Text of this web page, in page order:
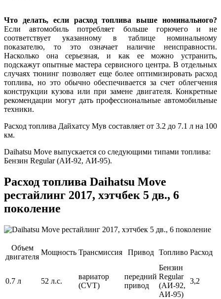
Что делать, если расход топлива выше номинального?
Если автомобиль потребляет больше горючего и не
соответствует указанному в таблице номинальному
показателю, то это означает наличие неисправности.
Насколько она серьезная, и как ее можно устранить,
подскажут опытные мастера сервисного центра. В отдельных
случаях тюнинг позволяет еще более оптимизировать расход
топлива, но это обычно обеспечивается за счет облегчения
конструкции кузова или при замене двигателя. Конкретные
рекомендации могут дать профессиональные автомобильные
техники.
Расход топлива Дайхатсу Мув составляет от 3.2 до 7.1 л на 100
км.
Daihatsu Move выпускается со следующими типами топлива:
Бензин Regular (АИ-92, АИ-95).
Расход топлива Daihatsu Move
рестайлинг 2017, хэтчбек 5 дв., 6
поколение
Объем
двигателя
Мощность Трансмиссия Привод Топливо Расход
0.7 л 52 л.с.
вариатор
(CVT)
передний
привод
Бензин
Regular
(АИ-92,
АИ-95)
3,2